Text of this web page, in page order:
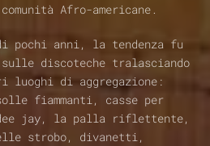
Afro-americane.
di pochi anni, la tendenza fu
discoteche tralasciando
di aggregazione:
fiammanti, casse per
jay, la palla riflettente,
strobo, divanetti,